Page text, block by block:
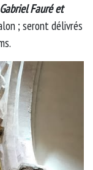
Fauré et
; seront délivrés